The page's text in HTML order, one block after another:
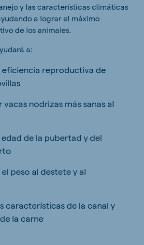
y las características climáticas
a lograr el máximo
de los animales.
a:
eficiencia reproductiva de
vacas nodrizas más sanas al
edad de la pubertad y del
peso al destete y al
características de la canal y
la carne